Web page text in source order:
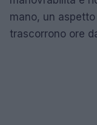
mano, un
trascorrono ore